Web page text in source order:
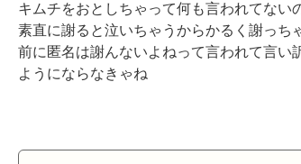
キムチをおとしちゃって何も言われてない
素直に謝ると泣いちゃうからかるく謝っち
前に匿名は謝んないよねって言われて言い
ようにならなきゃね